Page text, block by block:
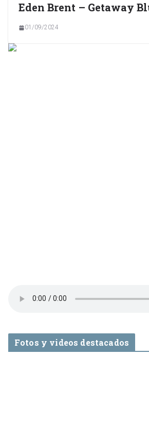
Eden Brent – Getaway
01/09/2024
Fotos y videos destacados